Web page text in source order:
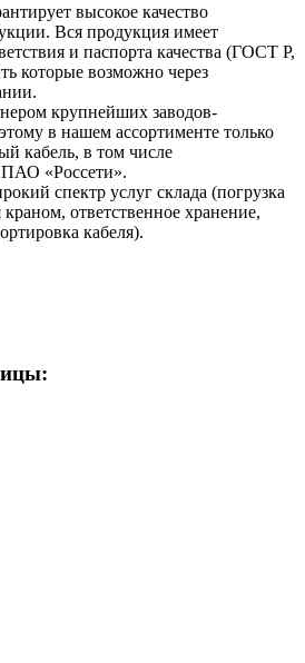
высокое качество
Вся продукция имеет
и паспорта качества (ГОСТ Р,
которые возможно через
крупнейших заводов-
в нашем ассортименте только
кабель, в том числе
«Россети».
спектр услуг склада (погрузка
краном, ответственное хранение,
кабеля).